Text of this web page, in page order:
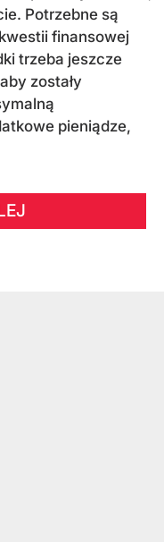
Potrzebne są
finansowej
trzeba jeszcze
zostały
pieniądze,